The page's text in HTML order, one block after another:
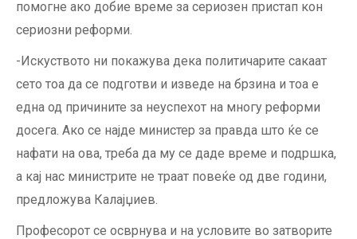
помогне ако добие време за сериозен пристап кон
сериозни реформи.
-Искуството ни покажува дека политичарите сакаат
сето тоа да се подготви и изведе на брзина и тоа е
една од причините за неуспехот на многу реформи
досега. Ако се најде министер за правда што ќе се
нафати на ова, треба да му се даде време и подршка,
а кај нас министрите не траат повеќе од две години,
предложува Калајџиев.
Професорот се осврнува и на условите во затворите